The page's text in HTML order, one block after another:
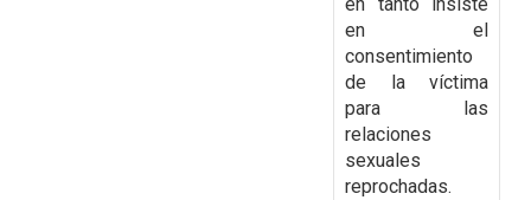
en el
consentimiento
de la víctima
para las
relaciones
sexuales
reprochadas.